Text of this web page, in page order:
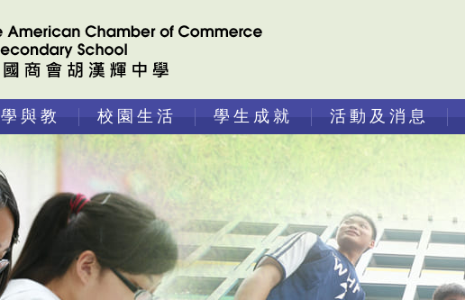
學與教 校園生活 學生成就 活動及消息